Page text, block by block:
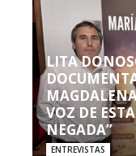
LITA
VOZ DE
NEGADA”
ENTREVISTAS